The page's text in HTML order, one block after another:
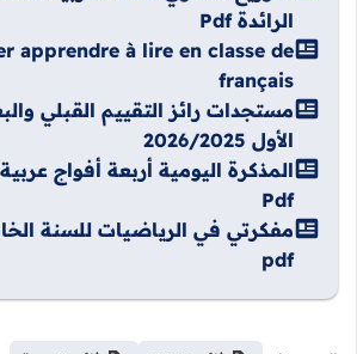
الرائدة Pdf
apprendre à lire en classe de
français
مستجدات رائز التقييم القبلي
الأول 2026/2025
المذكرة اليومية أربعة أفواج
Pdf
مفكرتي في الرياضيات للسنة
pdf